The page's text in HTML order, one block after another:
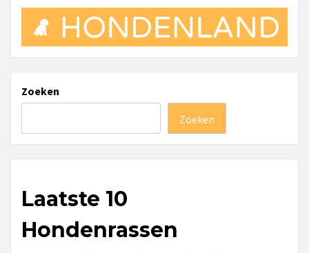
Zoeken
Zoeken
Laatste 10
Hondenrassen